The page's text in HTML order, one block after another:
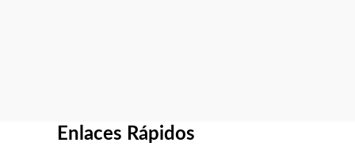
Enlaces Rápidos